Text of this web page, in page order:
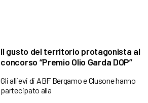
Il gusto del territorio protagonista al
concorso “Premio Olio Garda DOP”
Gli allievi di ABF Bergamo e Clusone hanno
partecipato alla